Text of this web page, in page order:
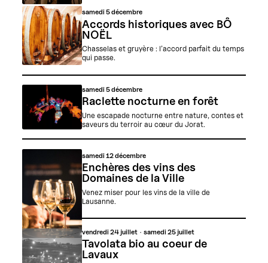
samedi5 décembre
Accords historiques avec BÔ
NOËL
Chasselas et gruyère : l’accord parfait du temps
qui passe.
samedi5 décembre
Raclette nocturne en forêt
Une escapade nocturne entre nature, contes et
saveurs du terroir au cœur du Jorat.
samedi12 décembre
Enchères des vins des
Domaines de la Ville
Venez miser pour les vins de la ville de
Lausanne.
vendredi24 juillet samedi25 juillet
Tavolata bio au coeur de
Lavaux